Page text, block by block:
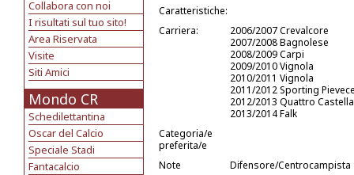
Collabora con noi
I risultati sul tuo sito!
Area Riservata
Visite
Siti Amici
Mondo CR
Schedilettantina
Oscar del Calcio
Speciale Stadi
Fantacalcio
Caratteristiche:
Carriera:
2006/2007 Crevalcore
2007/2008 Bagnolese
2008/2009 Carpi
2009/2010 Vignola
2010/2011 Vignola
2011/2012 Sporting
2012/2013 Quattro Castella
2013/2014 Falk
Categoria/e
preferita/e
Note
Difensore/Centrocampista